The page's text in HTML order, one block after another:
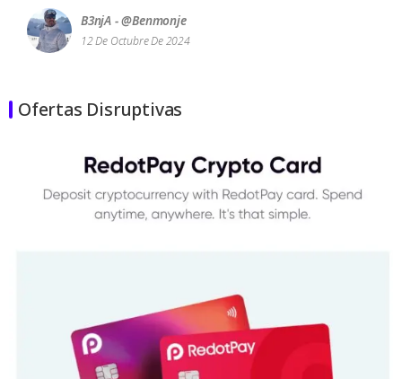
B3njA - @benmonje
12 De Octubre De 2024
Ofertas Disruptivas